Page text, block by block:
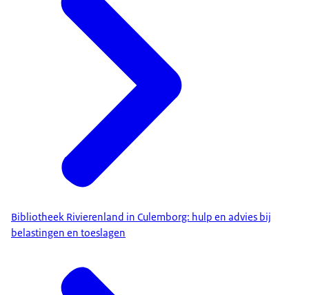
Bibliotheek Rivierenland in Culemborg: hulp en advies bij
belastingen en toeslagen